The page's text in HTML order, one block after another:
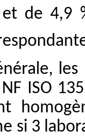
de 4,9
ISO
si 3